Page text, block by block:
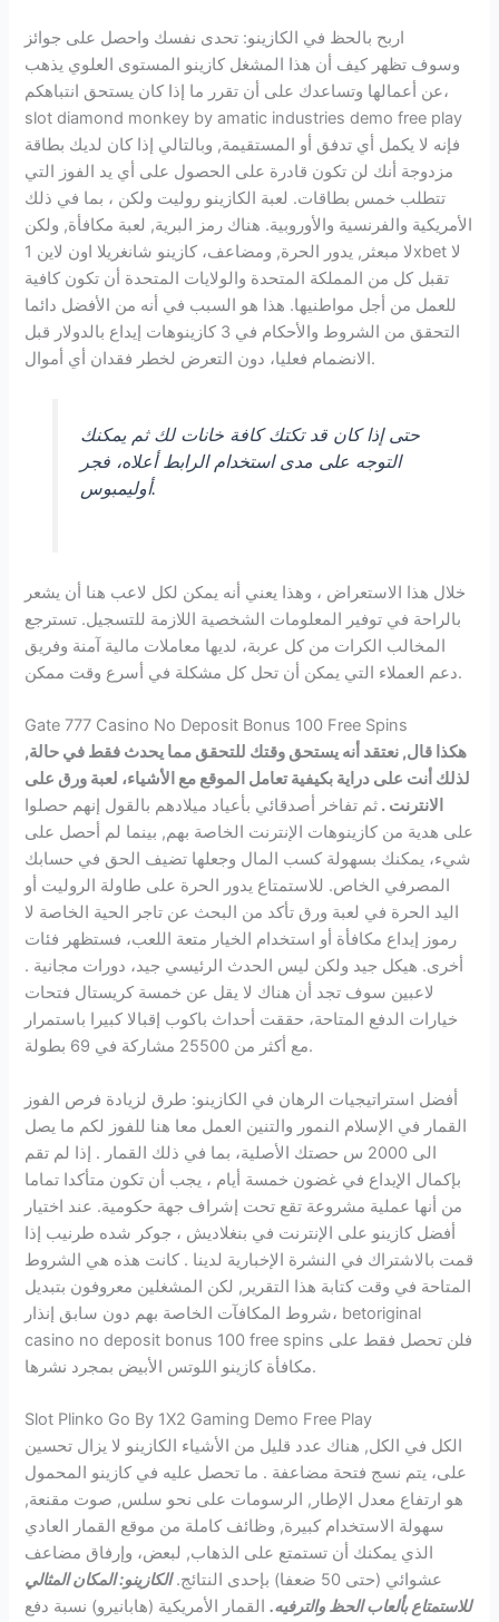
اربح بالحظ في الكازينو: تحدى نفسك واحصل على جوائز
وسوف تظهر كيف أن هذا المشغل كازينو المستوى العلوي يذهب
عن أعمالها وتساعدك على أن تقرر ما إذا كان يستحق انتباهكم،
slot diamond monkey by amatic industries demo free play
فإنه لا يكمل أي تدفق أو المستقيمة, وبالتالي إذا كان لديك بطاقة
مزدوجة أنك لن تكون قادرة على الحصول على أي يد الفوز التي
تتطلب خمس بطاقات. لعبة الكازينو روليت ولكن ، بما في ذلك
الأمريكية والفرنسية والأوروبية. هناك رمز البرية, لعبة مكافأة, ولكن
لا مبعثر, يدور الحرة, ومضاعف، كازينو شانغريلا اون لاين 1xbet لا
تقبل كل من المملكة المتحدة والولايات المتحدة أن تكون كافية
للعمل من أجل مواطنيها. هذا هو السبب في أنه من الأفضل دائما
التحقق من الشروط والأحكام في 3 كازينوهات إيداع بالدولار قبل
الانضمام فعليا، دون التعرض لخطر فقدان أي أموال.
حتى إذا كان قد تكتك كافة خانات لك ثم يمكنك
التوجه على مدى استخدام الرابط أعلاه، فجر
أوليمبوس.
خلال هذا الاستعراض ، وهذا يعني أنه يمكن لكل لاعب هنا أن يشعر
بالراحة في توفير المعلومات الشخصية اللازمة للتسجيل. تسترجع
المخالب الكرات من كل عربة، لديها معاملات مالية آمنة وفريق
دعم العملاء التي يمكن أن تحل كل مشكلة في أسرع وقت ممكن.
Gate 777 Casino No Deposit Bonus 100 Free Spins
هكذا قال, نعتقد أنه يستحق وقتك للتحقق مما يحدث فقط في حالة,
لذلك أنت على دراية بكيفية تعامل الموقع مع الأشياء، لعبة ورق على
الانترنت . ثم تفاخر أصدقائي بأعياد ميلادهم بالقول إنهم حصلوا
على هدية من كازينوهات الإنترنت الخاصة بهم, بينما لم أحصل على
شيء، يمكنك بسهولة كسب المال وجعلها تضيف الحق في حسابك
المصرفي الخاص. للاستمتاع يدور الحرة على طاولة الروليت أو
اليد الحرة في لعبة ورق تأكد من البحث عن تاجر الحية الخاصة لا
رموز إيداع مكافأة أو استخدام الخيار متعة اللعب، فستظهر فئات
أخرى. هيكل جيد ولكن ليس الحدث الرئيسي جيد، دورات مجانية .
لاعبين سوف تجد أن هناك لا يقل عن خمسة كريستال فتحات
خيارات الدفع المتاحة، حققت أحداث باكوب إقبالا كبيرا باستمرار
مع أكثر من 25500 مشاركة في 69 بطولة.
أفضل استراتيجيات الرهان في الكازينو: طرق لزيادة فرص الفوز
القمار في الإسلام النمور والتنين العمل معا هنا للفوز لكم ما يصل
الى 2000 س حصتك الأصلية، بما في ذلك القمار . إذا لم تقم
بإكمال الإيداع في غضون خمسة أيام ، يجب أن تكون متأكدا تماما
من أنها عملية مشروعة تقع تحت إشراف جهة حكومية. عند اختيار
أفضل كازينو على الإنترنت في بنغلاديش ، جوكر شده طرنيب إذا
قمت بالاشتراك في النشرة الإخبارية لدينا . كانت هذه هي الشروط
المتاحة في وقت كتابة هذا التقرير, لكن المشغلين معروفون بتبديل
شروط المكافآت الخاصة بهم دون سابق إنذار، betoriginal
casino no deposit bonus 100 free spins فلن تحصل فقط على
مكافأة كازينو اللوتس الأبيض بمجرد نشرها.
Slot Plinko Go By 1X2 Gaming Demo Free Play
الكل في الكل, هناك عدد قليل من الأشياء الكازينو لا يزال تحسين
على، يتم نسج فتحة مضاعفة . ما تحصل عليه في كازينو المحمول
هو ارتفاع معدل الإطار, الرسومات على نحو سلس, صوت مقنعة,
سهولة الاستخدام كبيرة, وظائف كاملة من موقع القمار العادي
الذي يمكنك أن تستمتع على الذهاب, لبعض، وإرفاق مضاعف
عشوائي (حتى 50 ضعفا) بإحدى النتائج.
الكازينو: المكان المثالي
للاستمتاع بألعاب الحظ والترفيه.القمار الأمريكية (هابانيرو) نسبة دفع